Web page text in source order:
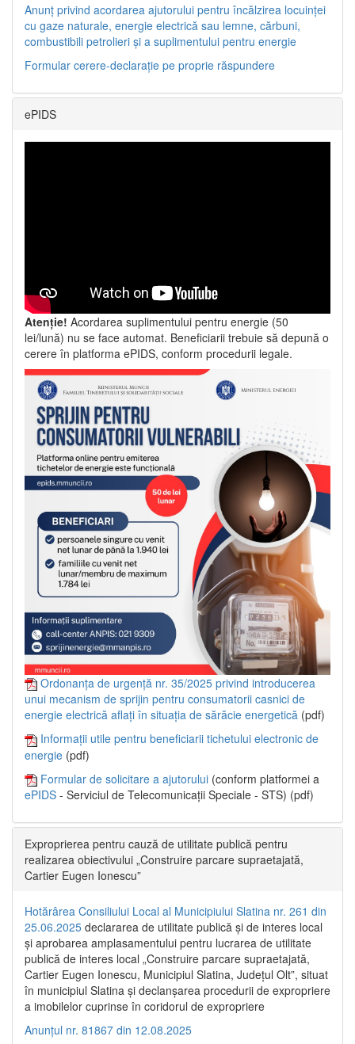
Anunț privind acordarea ajutorului pentru încălzirea locuinței
cu gaze naturale, energie electrică sau lemne, cărbuni,
combustibili petrolieri și a suplimentului pentru energie
Formular cerere-declarație pe proprie răspundere
ePIDS
Atenție! Acordarea suplimentului pentru energie (50
lei/lună) nu se face automat. Beneficiarii trebuie să depună o
cerere în platforma ePIDS, conform procedurii legale.
Ordonanța de urgență nr. 35/2025 privind introducerea
unui mecanism de sprijin pentru consumatorii casnici de
energie electrică aflați în situația de sărăcie energetică (pdf)
Informații utile pentru beneficiarii tichetului electronic de
energie (pdf)
Formular de solicitare a ajutorului (conform platformei a
ePIDS - Serviciul de Telecomunicații Speciale - STS) (pdf)
Exproprierea pentru cauză de utilitate publică pentru
realizarea obiectivului „Construire parcare supraetajată,
Cartier Eugen Ionescu”
Hotărârea Consiliului Local al Municipiului Slatina nr. 261 din
25.06.2025 declararea de utilitate publică și de interes local
și aprobarea amplasamentului pentru lucrarea de utilitate
publică de interes local „Construire parcare supraetajată,
Cartier Eugen Ionescu, Municipiul Slatina, Județul Olt”, situat
în municipiul Slatina și declanșarea procedurii de expropriere
a imobilelor cuprinse în coridorul de expropriere
Anunțul nr. 81867 din 12.08.2025